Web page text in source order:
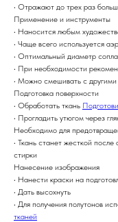
• Отражают до трех раз
Применение и инструменты
• Наносится любым
• Чаще всего используется
• Оптимальный диаметр
• При необходимости
• Можно смешивать с
Подготовка поверхности
• Обработать ткань
• Прогладить утюгом через
Необходимо для
• Ткань станет жесткой
стирки
Нанесение изображения
• Нанести краски на
• Дать высохнуть
• Для получения полутонов
тканей